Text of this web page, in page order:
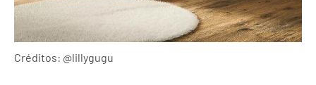
Créditos: @lillygugu